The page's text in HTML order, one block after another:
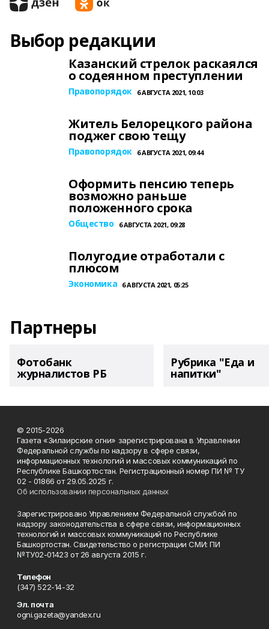
Выбор редакции
Казанский стрелок раскаялся
о содеянном преступлении
Правопорядок 6 АВГУСТА 2021, 10:03
Житель Белорецкого района
поджег свою тещу
Правопорядок 6 АВГУСТА 2021, 09:44
Оформить пенсию теперь
возможно раньше
положенного срока
Общество 6 АВГУСТА 2021, 09:28
Полугодие отработали с
плюсом
Экономика 6 АВГУСТА 2021, 05:25
Партнеры
Фотобанк
журналистов РБ
Рубрика "Еда и
напитки"
© 2015-2026
Газета «Зилаирские огни» зарегистрирована в Управлении
Федеральной службы по надзору в сфере связи,
информационных технологий и массовых коммуникаций по
Республике Башкортостан. Регистрационный номер ПИ № ТУ
02 - 01866 от 29.05.2025 г.
Об использовании персональных данных
Зарегистрировано Управлением Федеральной службой по
надзору законодательства в сфере связи, информационных
технологий и массовых коммуникаций по Республике
Башкортостан. Свидетельство о регистрации СМИ: ПИ
№ТУ02-01423 от 26 августа 2015 г.
Телефон
(347) 522-14-32
Эл. почта
ogni.gazeta@yandex.ru